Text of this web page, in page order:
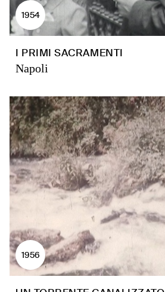
1954
I PRIMI SACRAMENTI
Napoli
1956